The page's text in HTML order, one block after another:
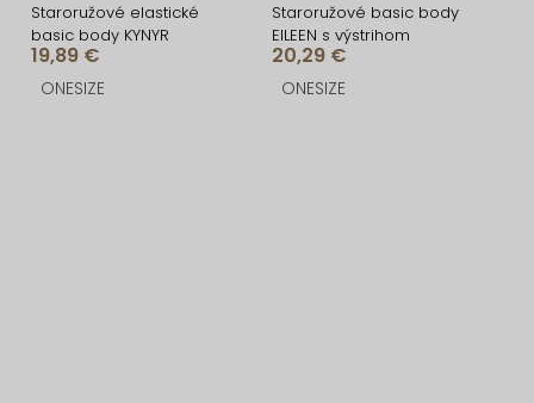
Staroružové elastické
basic body KYNYR
19,89 €
ONESIZE
Staroružové basic body
EILEEN s výstrihom
20,29 €
ONESIZE